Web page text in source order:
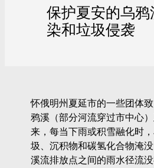
保护夏安的乌
染和垃圾侵袭
怀俄明州夏延市的一些团体
鸦溪（部分河流穿过市中心
来，每当下雨或积雪融化时
圾、沉积物和碳氢化合物淹
溪流排放点之间的雨水径流